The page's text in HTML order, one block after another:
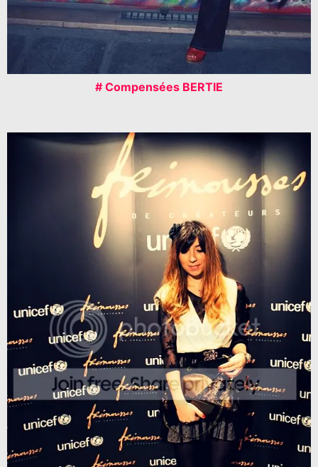
# Compensées BERTIE